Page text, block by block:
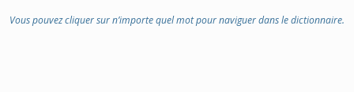
Vous pouvez cliquer sur n’importe quel mot pour naviguer dans le dictionnaire.